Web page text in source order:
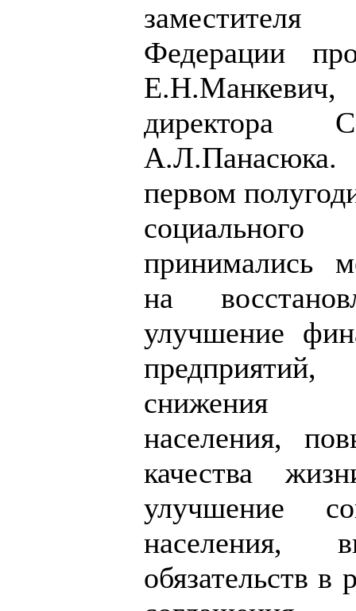
Федерации
директора
первом
принимались
на
улучшение
снижения
населения,
качества
улучшение
населения,
обязательств в